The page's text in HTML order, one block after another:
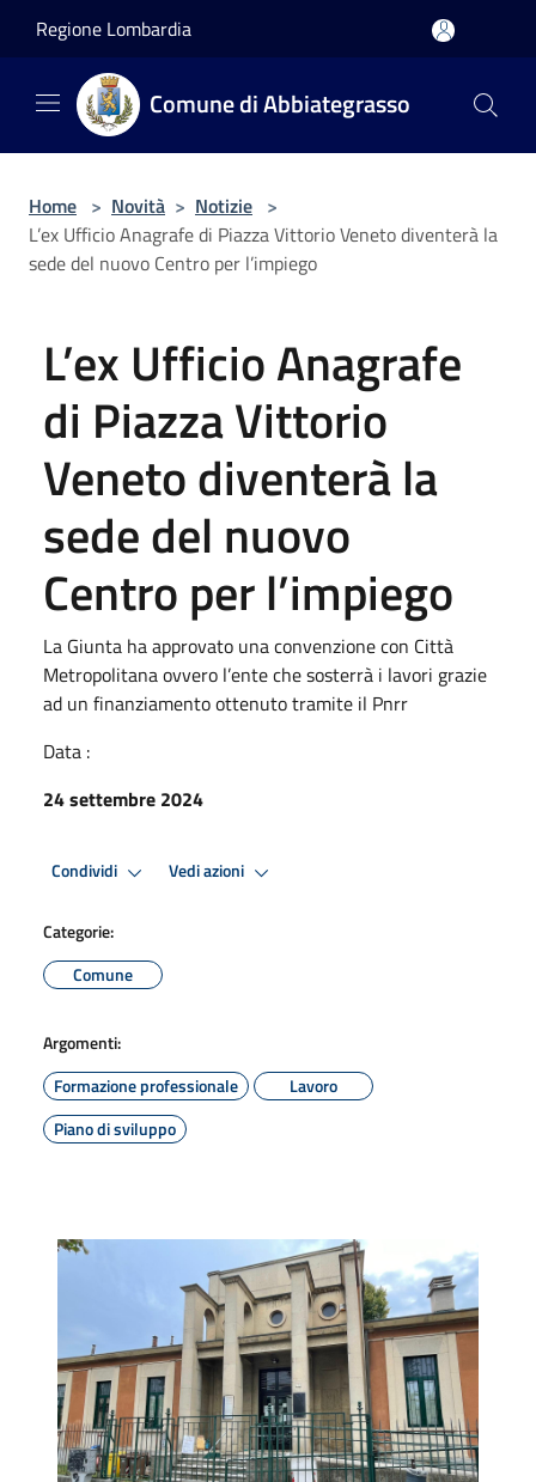
Regione Lombardia
Comune di Abbiategrasso
Home > Novità > Notizie >
L’ex Ufficio Anagrafe di Piazza Vittorio Veneto diventerà la
sede del nuovo Centro per l’impiego
L’ex Ufficio Anagrafe
di Piazza Vittorio
Veneto diventerà la
sede del nuovo
Centro per l’impiego
La Giunta ha approvato una convenzione con Città
Metropolitana ovvero l’ente che sosterrà i lavori grazie
ad un finanziamento ottenuto tramite il Pnrr
Data :
24 settembre 2024
Condividi Vedi azioni
Categorie:
Comune
Argomenti:
Formazione professionale
Lavoro
Piano di sviluppo